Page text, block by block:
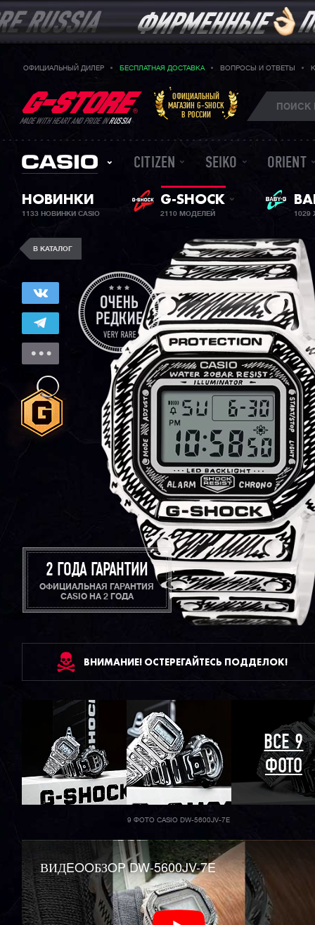
ОФИЦИАЛЬНЫЙ ДИЛЕР БЕСПЛАТНАЯ ДОСТАВКА ВОПРОСЫ И ОТВЕТЫ
MADE WITH HEART AND PRIDE INRUSSIA
ОФИЦИАЛЬНЫЙ
МАГАЗИН G-SHOCK
В РОССИИ
CITIZEN SEIKO ORIENT
НОВИНКИ
1133 НОВИНКИ CASIO
G-SHOCK
2110 МОДЕЛЕЙ 1029
В КАТАЛОГ
2 ГОДА ГАРАНТИИ
ОФИЦИАЛЬНАЯ ГАРАНТИЯ
CASIO НА 2 ГОДА
ВНИМАНИЕ! ОСТЕРЕГАЙТЕСЬ ПОДДЕЛОК!
ВСЕ 9
ФОТО
9 ФОТО CASIO DW-5600JV-7E
ВИДEOOБЗOP DW-5600JV-7E